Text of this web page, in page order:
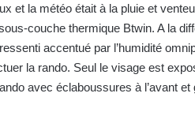
et la météo était à la pluie et
couche thermique Btwin. A la
accentué par l’humidité
la rando. Seul le visage est
avec éclaboussures à l’avant et